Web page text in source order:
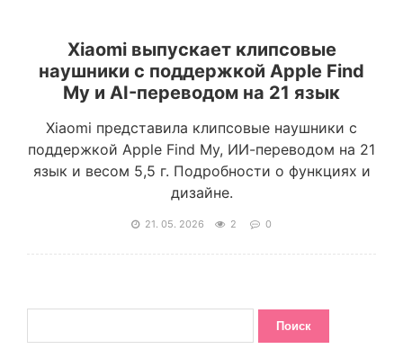
Xiaomi выпускает клипсовые
наушники с поддержкой Apple Find
My и AI-переводом на 21 язык
Xiaomi представила клипсовые наушники с
поддержкой Apple Find My, ИИ-переводом на 21
язык и весом 5,5 г. Подробности о функциях и
дизайне.
21. 05. 2026 2 0